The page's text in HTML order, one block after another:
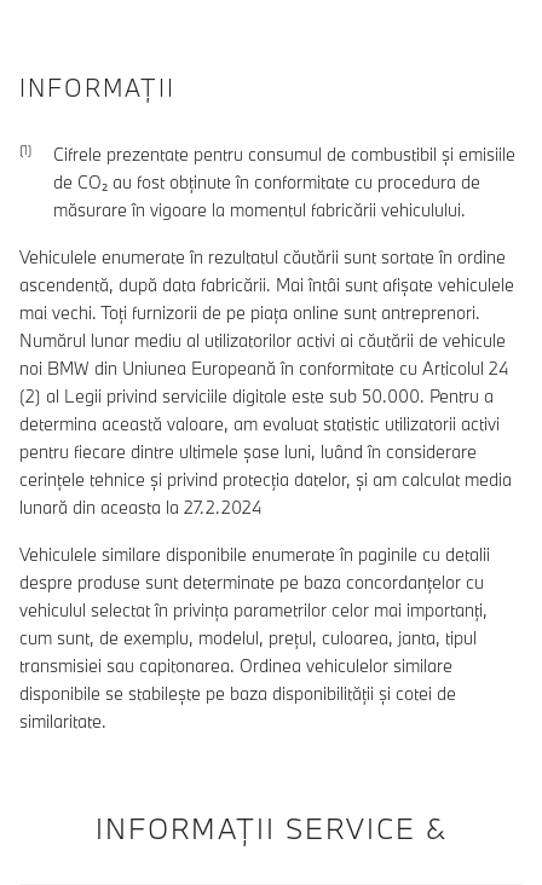
INFORMAŢII
Cifrele prezentate pentru consumul de combustibil şi emisiile
de CO₂ au fost obţinute în conformitate cu procedura de
măsurare în vigoare la momentul fabricării vehiculului.
Vehiculele enumerate în rezultatul căutării sunt sortate în ordine
ascendentă, după data fabricării. Mai întâi sunt afișate vehiculele
mai vechi. Toți furnizorii de pe piața online sunt antreprenori.
Numărul lunar mediu al utilizatorilor activi ai căutării de vehicule
noi BMW din Uniunea Europeană în conformitate cu Articolul 24
(2) al Legii privind serviciile digitale este sub 50.000. Pentru a
determina această valoare, am evaluat statistic utilizatorii activi
pentru fiecare dintre ultimele șase luni, luând în considerare
cerințele tehnice și privind protecția datelor, și am calculat media
lunară din aceasta la 27.2.2024
Vehiculele similare disponibile enumerate în paginile cu detalii
despre produse sunt determinate pe baza concordanțelor cu
vehiculul selectat în privința parametrilor celor mai importanți,
cum sunt, de exemplu, modelul, prețul, culoarea, janta, tipul
transmisiei sau capitonarea. Ordinea vehiculelor similare
disponibile se stabilește pe baza disponibilității și cotei de
similaritate.
INFORMAŢII SERVICE &